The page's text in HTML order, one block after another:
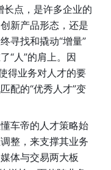
长点，是许多企业的
新产品形态，还是
寻找和撬动“增量”
“人”的肩上。因
得业务对人才的要
配的“优秀人才”变
车帝的人才策略始
整，来支撑其业务
体与交易两大板